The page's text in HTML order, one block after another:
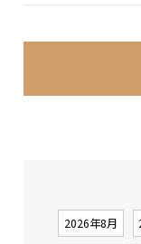
2026年8月